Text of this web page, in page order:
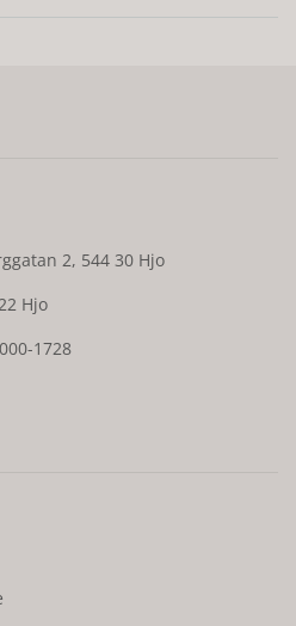
2, 544 30 Hjo
Hjo
1728